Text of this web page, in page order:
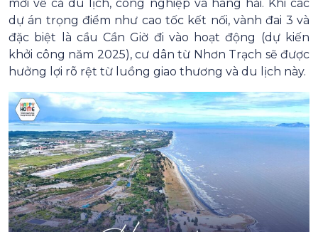
mới về cả du lịch, công nghiệp và hàng hải. Khi các
dự án trọng điểm như cao tốc kết nối, vành đai 3 và
đặc biệt là cầu Cần Giờ đi vào hoạt động (dự kiến
khởi công năm 2025), cư dân từ Nhơn Trạch sẽ được
hưởng lợi rõ rệt từ luồng giao thương và du lịch này.